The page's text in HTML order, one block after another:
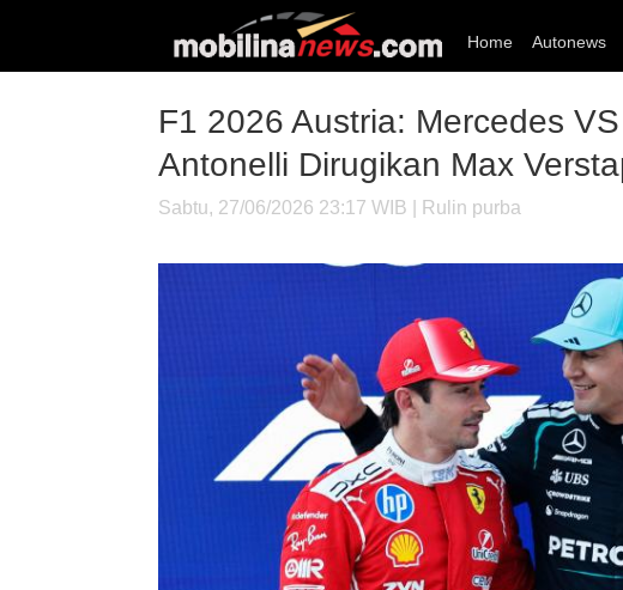
Home Autonews
F1 2026 Austria: Mercedes
Antonelli Dirugikan Max
Sabtu, 27/06/2026 23:17 WIB | Rulin purba